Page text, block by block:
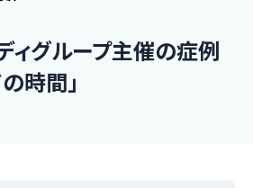
ィグループ主催の症例
時間」